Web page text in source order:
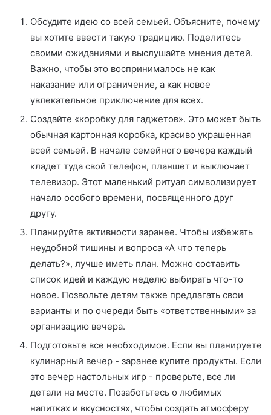
Обсудите идею со всей семьей. Объясните, почему
вы хотите ввести такую традицию. Поделитесь
своими ожиданиями и выслушайте мнения детей.
Важно, чтобы это воспринималось не как
наказание или ограничение, а как новое
увлекательное приключение для всех.
Создайте «коробку для гаджетов». Это может быть
обычная картонная коробка, красиво украшенная
всей семьей. В начале семейного вечера каждый
кладет туда свой телефон, планшет и выключает
телевизор. Этот маленький ритуал символизирует
начало особого времени, посвященного друг
другу.
Планируйте активности заранее. Чтобы избежать
неудобной тишины и вопроса «А что теперь
делать?», лучше иметь план. Можно составить
список идей и каждую неделю выбирать что-то
новое. Позвольте детям также предлагать свои
варианты и по очереди быть «ответственными» за
организацию вечера.
Подготовьте все необходимое. Если вы планируете
кулинарный вечер - заранее купите продукты. Если
это вечер настольных игр - проверьте, все ли
детали на месте. Позаботьтесь о любимых
напитках и вкусностях, чтобы создать атмосферу